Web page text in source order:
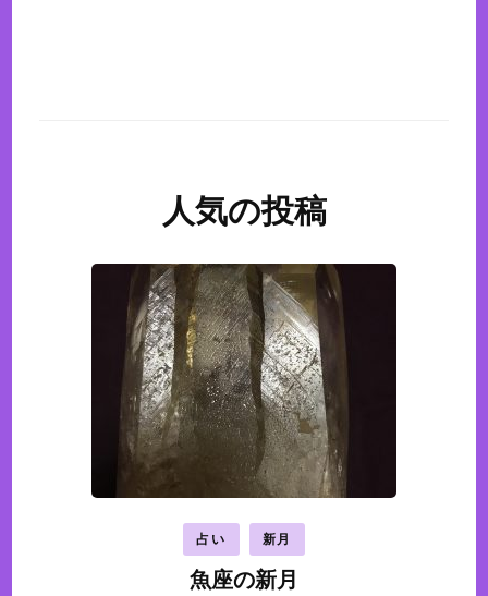
人気の投稿
占い 新月
魚座の新月